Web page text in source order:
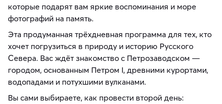
которые подарят вам яркие воспоминания и море
фотографий на память.
Эта продуманная трёхдневная программа для тех, кто
хочет погрузиться в природу и историю Русского
Севера. Вас ждёт знакомство с Петрозаводском —
городом, основанным Петром I, древними курортами,
водопадами и потухшими вулканами.
Вы сами выбираете, как провести второй день: